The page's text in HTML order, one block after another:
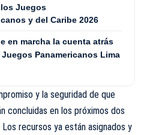
Juegos
y del Caribe 2026
en marcha la cuenta atrás
Panamericanos Lima
y la seguridad de que
concluidas en los próximos dos
recursos ya están asignados y